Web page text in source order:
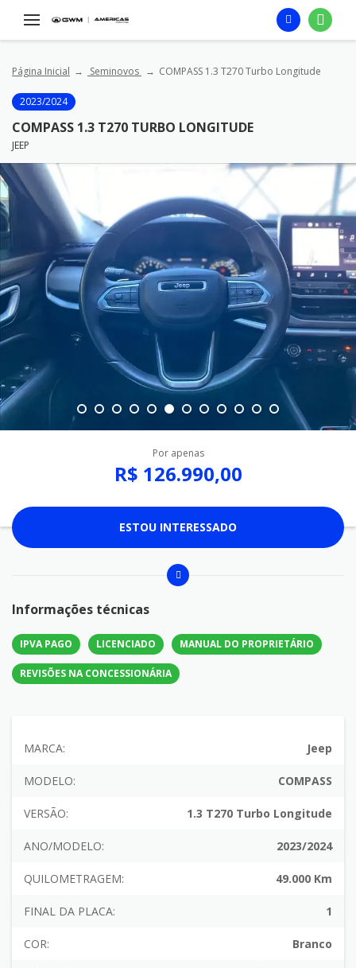
Página Inicial Seminovos COMPASS 1.3 T270 Turbo Longitude
2023/2024
COMPASS 1.3 T270 TURBO LONGITUDE
JEEP
Por apenas
R$ 126.990,00
ESTOU INTERESSADO
Informações técnicas
IPVA PAGO LICENCIADO MANUAL DO PROPRIETÁRIO
REVISÕES NA CONCESSIONÁRIA
MARCA: Jeep
MODELO: COMPASS
VERSÃO: 1.3 T270 Turbo Longitude
ANO/MODELO: 2023/2024
QUILOMETRAGEM: 49.000 Km
FINAL DA PLACA: 1
COR: Branco